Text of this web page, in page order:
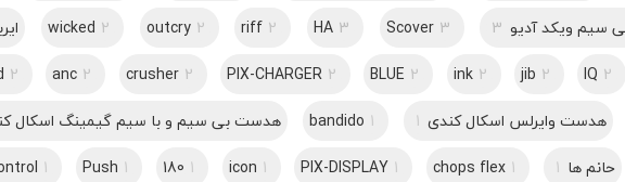
سیم ویکد آدیو 3
Scover 3
HA 3
riff 2
outcry 2
wicked 2
IQ 2
jib 2
ink 2
BLUE 2
PIX-CHARGER 2
crusher 2
anc 2
2
هدست وایرلس اسکال کندی 1
bandido 1 هدست بی سیم و با سیم گیمینگ اسکال
حانم ها 1
chops flex 1
PIX-DISPLAY 1
icon 1
180 1
Push 1
1